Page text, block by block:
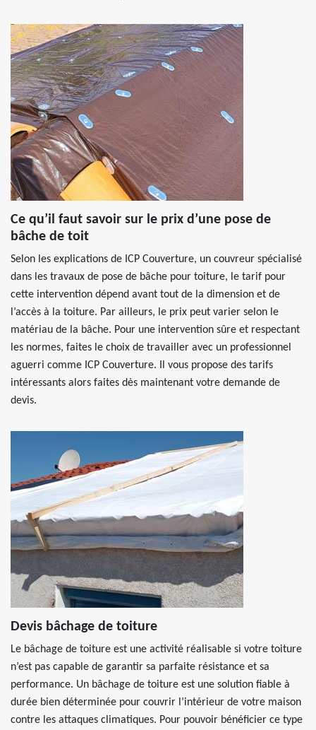
Ce qu’il faut savoir sur le prix d’une pose de
bâche de toit
Selon les explications de ICP Couverture, un couvreur spécialisé
dans les travaux de pose de bâche pour toiture, le tarif pour
cette intervention dépend avant tout de la dimension et de
l’accès à la toiture. Par ailleurs, le prix peut varier selon le
matériau de la bâche. Pour une intervention sûre et respectant
les normes, faites le choix de travailler avec un professionnel
aguerri comme ICP Couverture. Il vous propose des tarifs
intéressants alors faites dès maintenant votre demande de
devis.
Devis bâchage de toiture
Le bâchage de toiture est une activité réalisable si votre toiture
n’est pas capable de garantir sa parfaite résistance et sa
performance. Un bâchage de toiture est une solution fiable à
durée bien déterminée pour couvrir l’intérieur de votre maison
contre les attaques climatiques. Pour pouvoir bénéficier ce type